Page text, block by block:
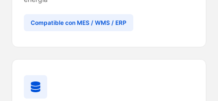
Compatible con MES / WMS / ERP